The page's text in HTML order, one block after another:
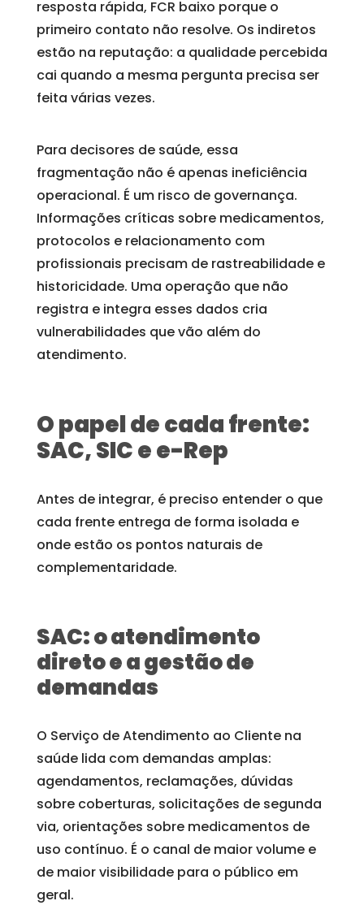
resposta rápida, FCR baixo porque o
primeiro contato não resolve. Os indiretos
estão na reputação: a qualidade percebida
cai quando a mesma pergunta precisa ser
feita várias vezes.
Para decisores de saúde, essa
fragmentação não é apenas ineficiência
operacional. É um risco de governança.
Informações críticas sobre medicamentos,
protocolos e relacionamento com
profissionais precisam de rastreabilidade e
historicidade. Uma operação que não
registra e integra esses dados cria
vulnerabilidades que vão além do
atendimento.
O papel de cada frente:
SAC, SIC e e-Rep
Antes de integrar, é preciso entender o que
cada frente entrega de forma isolada e
onde estão os pontos naturais de
complementaridade.
SAC: o atendimento
direto e a gestão de
demandas
O Serviço de Atendimento ao Cliente na
saúde lida com demandas amplas:
agendamentos, reclamações, dúvidas
sobre coberturas, solicitações de segunda
via, orientações sobre medicamentos de
uso contínuo. É o canal de maior volume e
de maior visibilidade para o público em
geral.